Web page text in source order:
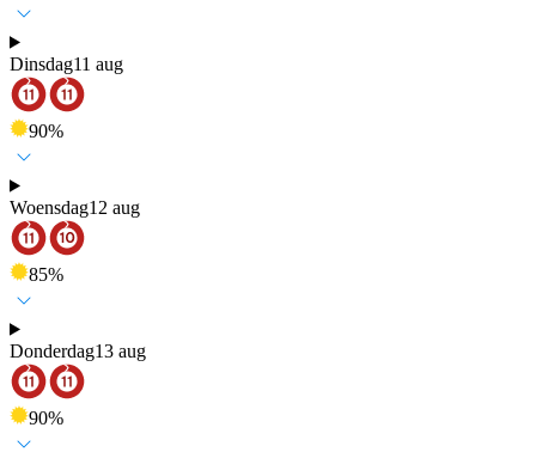
Dinsdag11 aug
90%
Woensdag12 aug
85%
Donderdag13 aug
90%